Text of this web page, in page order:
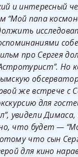
и интересный
“Мой папа
про Сергея
Но
же встрече с
для
увидели
что будет —
что сын
для кино